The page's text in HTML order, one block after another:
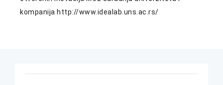
kompanija http://www.idealab.uns.ac.rs/